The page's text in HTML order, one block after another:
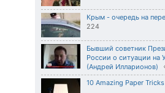
Крым - очередь на
224
Бывший советник
России о ситуации на
(Андрей Илларионов)
10 Amazing Paper Tricks